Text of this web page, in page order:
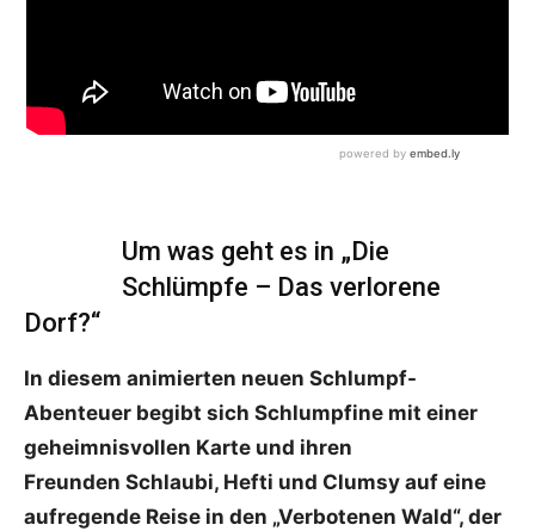
Um was geht es in „Die
Schlümpfe – Das verlorene
Dorf?“
In diesem animierten neuen Schlumpf-
Abenteuer begibt sich Schlumpfine mit einer
geheimnisvollen Karte und ihren
Freunden Schlaubi, Hefti und Clumsy auf eine
aufregende Reise in den „Verbotenen Wald“, der